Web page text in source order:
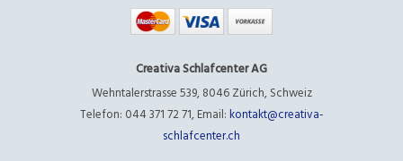
Creativa Schlafcenter AG
Wehntalerstrasse 539, 8046 Zürich, Schweiz
Telefon: 044 371 72 71, Email: kontakt@creativa-
schlafcenter.ch